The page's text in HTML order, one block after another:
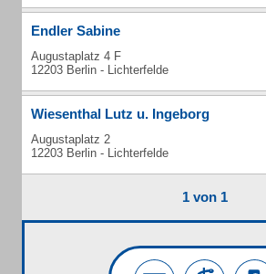
Endler Sabine
Augustaplatz 4 F
12203 Berlin - Lichterfelde
Wiesenthal Lutz u. Ingeborg
Augustaplatz 2
12203 Berlin - Lichterfelde
1 von 1